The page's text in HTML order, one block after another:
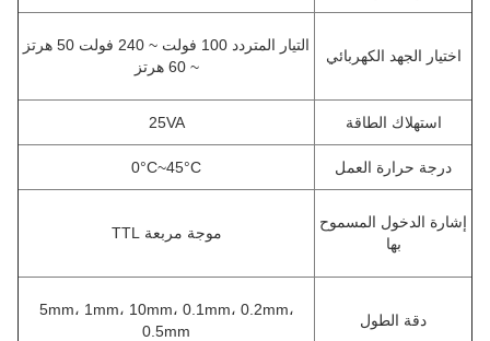
اختيار الجهد الكهربائي
التيار المتردد 100 فولت ~ 240 فولت 50 هرتز
~ 60 هرتز
استهلاك الطاقة 25VA
درجة حرارة العمل 0°C~45°C
إشارة الدخول المسموح
بها
موجة مربعة TTL
دقة الطول
5mm، 1mm، 10mm، 0.1mm، 0.2mm،
0.5mm